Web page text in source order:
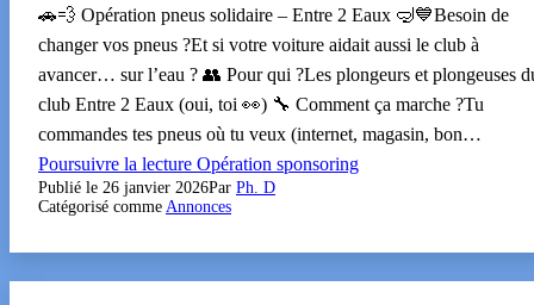
🚗💨 Opération pneus solidaire – Entre 2 Eaux 🤿💙Besoin de
changer vos pneus ?Et si votre voiture aidait aussi le club à
avancer… sur l’eau ? 👥 Pour qui ?Les plongeurs et plongeuses
club Entre 2 Eaux (oui, toi 👀) 🔧 Comment ça marche ?Tu
commandes tes pneus où tu veux (internet, magasin, bon…
Poursuivre la lecture Opération sponsoring
Publié le 26 janvier 2026Par Ph. D
Catégorisé comme Annonces